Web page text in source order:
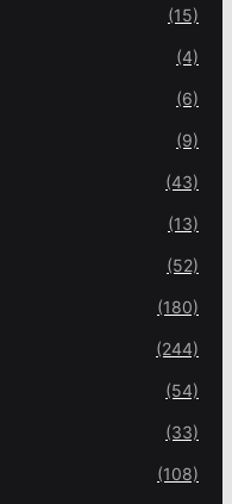
(15)
(4)
(6)
(9)
(43)
(13)
(52)
(180)
(244)
(54)
(33)
(108)